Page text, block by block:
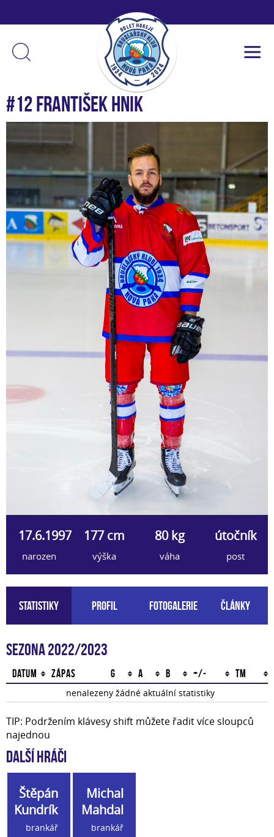
#12 František Hnik
17.6.1997
narozen
177 cm
výška
80 kg
váha
útočník
post
Statistiky Profil Fotogalerie Články
Sezona 2022/2023
Datum Zápas G A B +/- TM
nenalezeny žádné aktuální statistiky
TIP: Podržením klávesy shift můžete řadit více sloupců
najednou
Další hráči
Štěpán
Kundrík
brankář
Michal
Mahdal
brankář